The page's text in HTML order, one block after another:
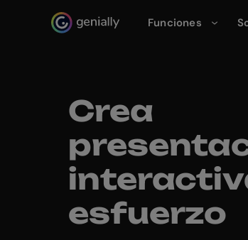
Genialy home page
Funciones
Crea
esfuerzo